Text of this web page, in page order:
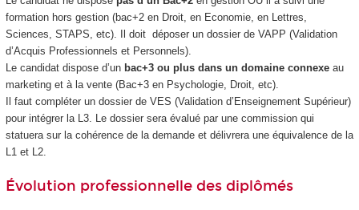
formation hors gestion (bac+2 en Droit, en Economie, en Lettres,
Sciences, STAPS, etc). Il doit déposer un dossier de VAPP (Validation
d’Acquis Professionnels et Personnels).
Le candidat dispose d’un bac+3 ou plus dans un domaine connexeau
marketing et à la vente (Bac+3 en Psychologie, Droit, etc).
Il faut compléter un dossier de VES (Validation d’Enseignement Supérieur)
pour intégrer la L3. Le dossier sera évalué par une commission qui
statuera sur la cohérence de la demande et délivrera une équivalence de la
L1 et L2.
Évolution professionnelle des diplômés